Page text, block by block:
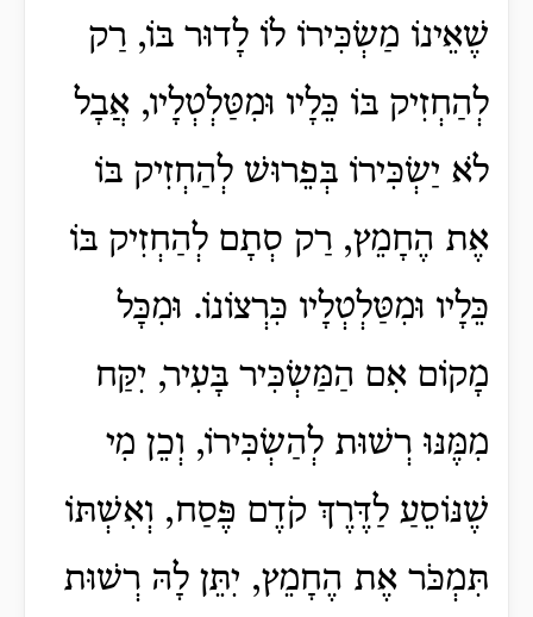
שֶׁאֵינוֹ מַשְׂכִּירוֹ לוֹ לָדוּר בּוֹ, רַק
לְהַחְזִיק בּוֹ כֵּלָיו וּמִטַּלְטְלָיו, אֲבָל
לֹא יַשְׂכִּירוֹ בְּפֵרוּשׁ לְהַחְזִיק בּוֹ
אֶת הֶחָמֵץ, רַק סְתָם לְהַחְזִיק בּוֹ
כֵּלָיו וּמִטַּלְטְלָיו כִּרְצוֹנוֹ. וּמִכָּל
מָקוֹם אִם הַמַּשְׂכִּיר בָּעִיר, יִקַּח
מִמֶּנּוּ רְשׁוּת לְהַשְׂכִּירוֹ, וְכֵן מִי
שֶׁנּוֹסֵעַ לַדֶּרֶךְ קֹדֶם פֶּסַח, וְאִשְׁתּוֹ
תִּמְכֹּר אֶת הֶחָמֵץ, יִתֵּן לָהּ רְשׁוּת